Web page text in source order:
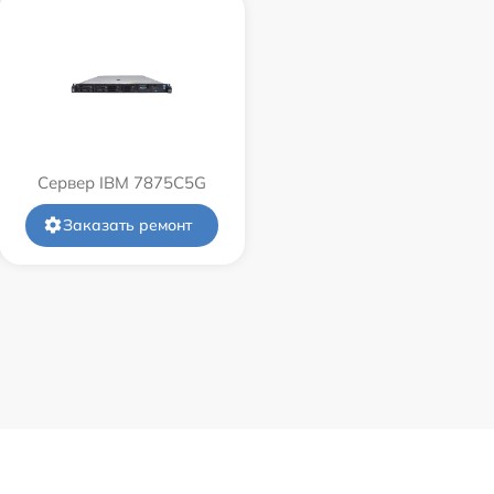
Сервер IBM 7875C5G
Заказать ремонт